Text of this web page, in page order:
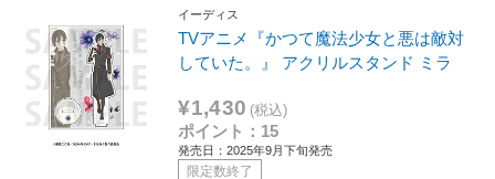
イーディス
TVアニメ『かつて魔法少女と悪は敵対
していた。』 アクリルスタンド ミラ
¥1,430 (税込)
ポイント：15
発売日：2025年9月下旬発売
限定数終了